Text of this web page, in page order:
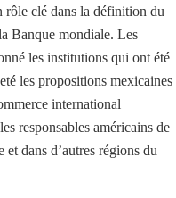
rôle clé dans la définition du
Banque mondiale. Les
les institutions qui ont été
les propositions mexicaines
international
responsables américains de
dans d’autres régions du